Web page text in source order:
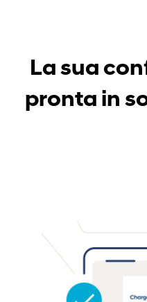
La sua
pronta in